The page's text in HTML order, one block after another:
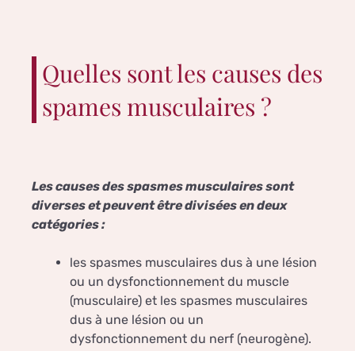
Quelles sont les causes des
spames musculaires ?
Les causes des spasmes musculaires sont
diverses et peuvent être divisées en deux
catégories :
les spasmes musculaires dus à une lésion
ou un dysfonctionnement du muscle
(musculaire) et les spasmes musculaires
dus à une lésion ou un
dysfonctionnement du nerf (neurogène).